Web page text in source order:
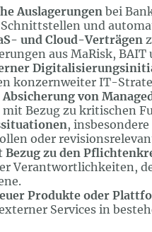
Auslagerungen bei
und
und Cloud-Verträgen
aus MaRisk, BAIT
konzernweiter IT-
von
Bezug zu kritischen
,
oder
zu den
Verantwortlichkeiten,
Produkte oder
Services in